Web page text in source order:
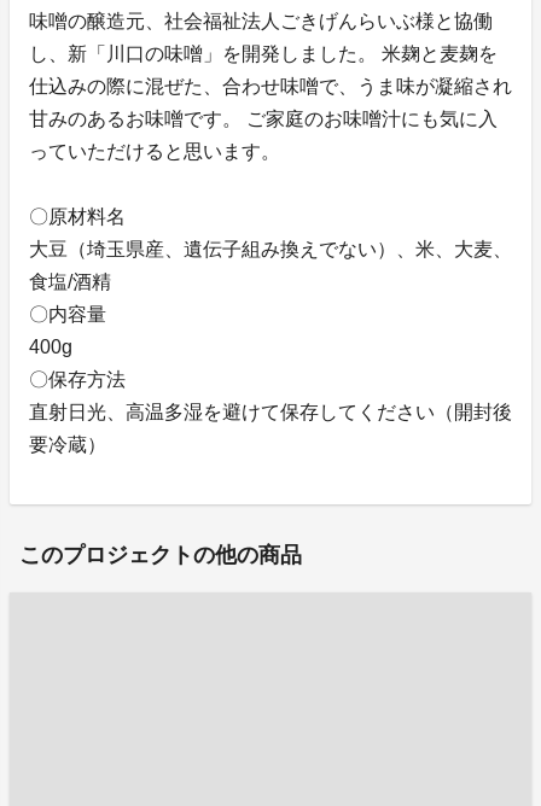
味噌の醸造元、社会福祉法人ごきげんらいぶ様と協働
し、新「川口の味噌」を開発しました。 米麹と麦麹を
仕込みの際に混ぜた、合わせ味噌で、うま味が凝縮され
甘みのあるお味噌です。 ご家庭のお味噌汁にも気に入
っていただけると思います。
〇原材料名
大豆（埼玉県産、遺伝子組み換えでない）、米、大麦、
食塩/酒精
〇内容量
400g
〇保存方法
直射日光、高温多湿を避けて保存してください（開封後
要冷蔵）
このプロジェクトの他の商品